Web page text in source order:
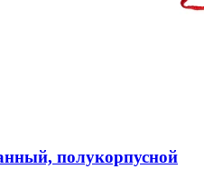
полукорпусной